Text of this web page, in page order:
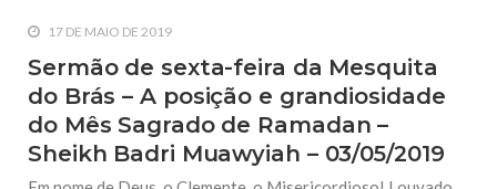
17 DE MAIO DE 2019
Sermão de sexta-feira da Mesquita
do Brás – A posição e grandiosidade
do Mês Sagrado de Ramadan –
Sheikh Badri Muawyiah – 03/05/2019